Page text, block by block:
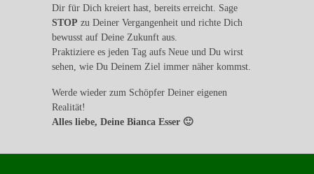
Dir für Dich kreiert hast, bereits erreicht. Sage
STOP zu Deiner Vergangenheit und richte Dich
bewusst auf Deine Zukunft aus.
Praktiziere es jeden Tag aufs Neue und Du wirst
sehen, wie Du Deinem Ziel immer näher kommst.
Werde wieder zum Schöpfer Deiner eigenen
Realität!
Alles liebe, Deine Bianca Esser 🙂